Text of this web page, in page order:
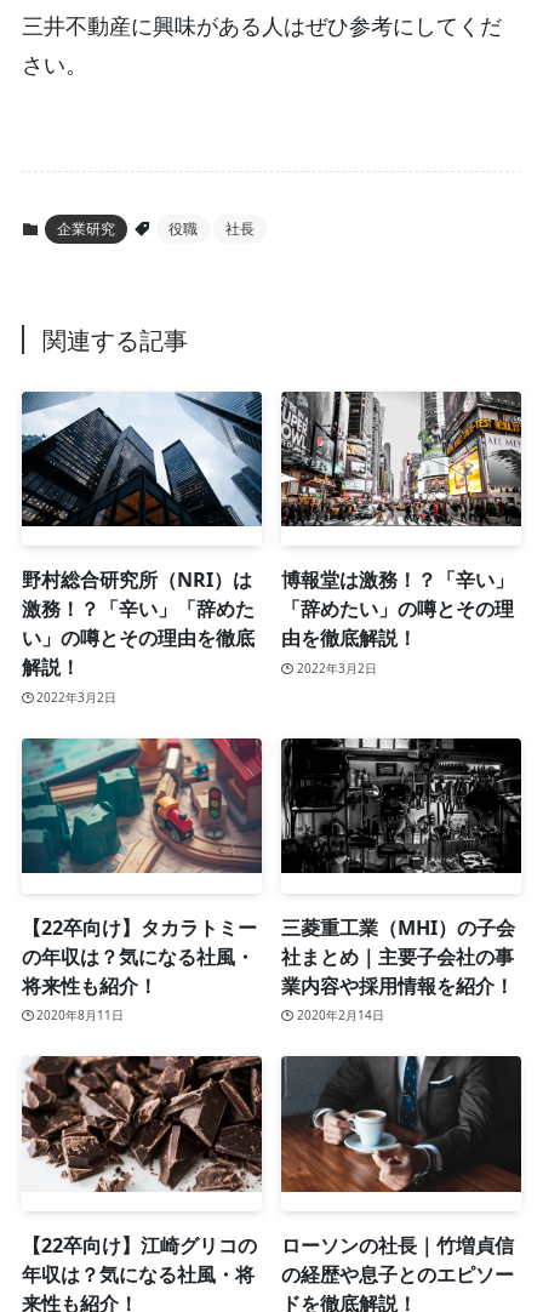
三井不動産に興味がある人はぜひ参考にしてくだ
さい。
企業研究 役職 社長
関連する記事
野村総合研究所（NRI）は
激務！？「辛い」「辞めた
い」の噂とその理由を徹底
解説！
2022年3月2日
博報堂は激務！？「辛い」
「辞めたい」の噂とその理
由を徹底解説！
2022年3月2日
【22卒向け】タカラトミー
の年収は？気になる社風・
将来性も紹介！
2020年8月11日
三菱重工業（MHI）の子会
社まとめ｜主要子会社の事
業内容や採用情報を紹介！
2020年2月14日
【22卒向け】江崎グリコの
年収は？気になる社風・将
来性も紹介！
ローソンの社長｜竹増貞信
の経歴や息子とのエピソー
ドを徹底解説！